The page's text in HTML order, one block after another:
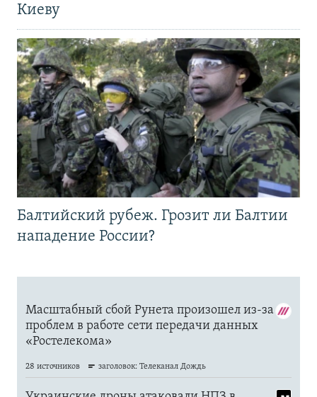
Киеву
Балтийский рубеж. Грозит ли Балтии
нападение России?